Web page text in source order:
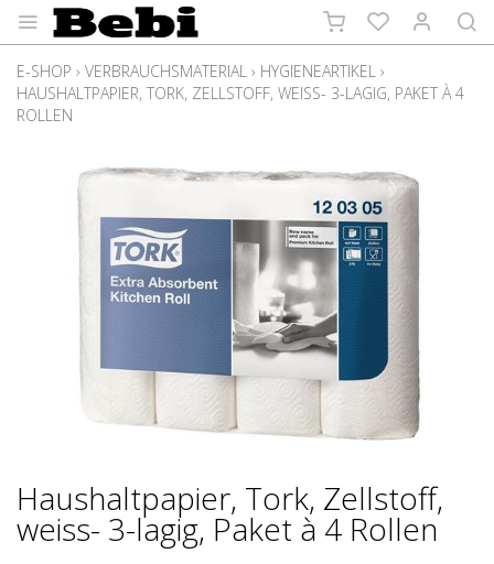
E-SHOP › VERBRAUCHSMATERIAL › HYGIENEARTIKEL ›
HAUSHALTPAPIER, TORK, ZELLSTOFF, WEISS- 3-LAGIG, PAKET À 4
ROLLEN
Haushaltpapier, Tork, Zellstoff,
weiss- 3-lagig, Paket à 4 Rollen